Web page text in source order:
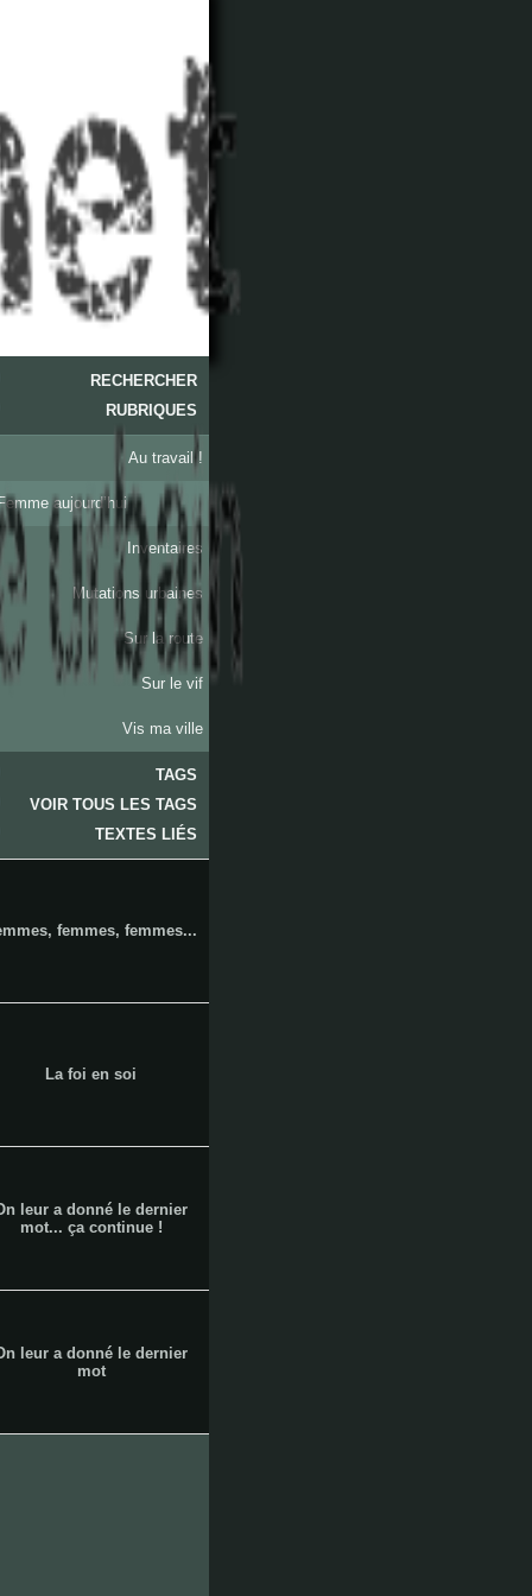
RECHERCHER
RUBRIQUES
Au travail !
Femme aujourd’hui
Inventaires
Mutations urbaines
Sur la route
Sur le vif
Vis ma ville
TAGS
les
les
VOIR TOUS LES TAGS
TEXTES LIÉS
femmes, femmes...
La foi en soi
leur a donné le dernier
mot... ça continue !
leur a donné le dernier
mot